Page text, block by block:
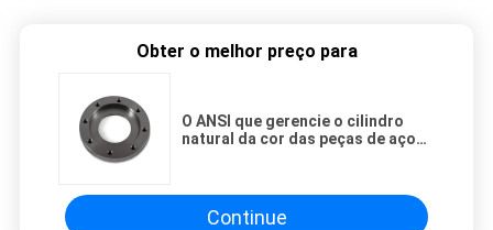
Obter o melhor preço para
O ANSI que gerencie o cilindro
natural da cor das peças de aço
Continue